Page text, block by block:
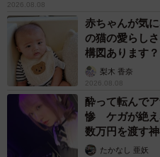
2026.08.08
赤ちゃんが気
の猫の愛らし
構図あります
梨木 香奈
2026.08.08
酔って転んで
惨 ケガが絶え
数万円を渡す
たかなし 亜妖